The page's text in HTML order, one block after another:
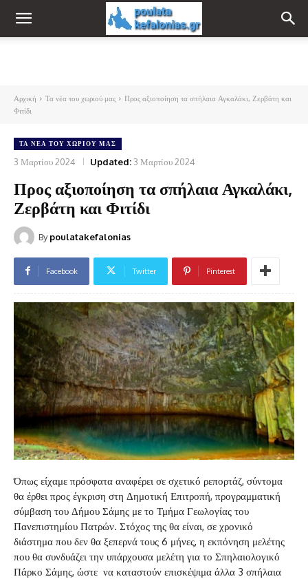
Αρχική Τα νέα του χωριού μας
Προς αξιοποίηση τα σπήλαια Αγκαλάκι, Ζερβάτη και
Φιτίδι
ΤΑ ΝΈΑ ΤΟΥ ΧΩΡΙΟΎ ΜΑΣ
3 Μαρτίου 2024 Updated: 3 Μαρτίου 2024
Προς αξιοποίηση τα σπήλαια Αγκαλάκι,
Ζερβάτη και Φιτίδι
By poulatakefalonias
Facebook Twitter Pinterest
Όπως είχαμε πρόσφατα αναφέρει σε σχετικό ρεπορτάζ, σύντομα
θα έρθει προς έγκριση στη Δημοτική Επιτροπή, προγραμματική
σύμβαση του Δήμου Σάμης με το Τμήμα Γεωλογίας του
Πανεπιστημίου Πατρών. Στόχος της θα είναι, σε χρονικό
διάστημα που δεν θα ξεπερνά τους 6 μήνες, η εκπόνηση μελέτης
που θα συνδυάζει την υπάρχουσα μελέτη για το Σπηλαιολογικό
Πάρκο Σάμης, ώστε να καταστούν επισκέψιμα άλλα 3 σπήλαια